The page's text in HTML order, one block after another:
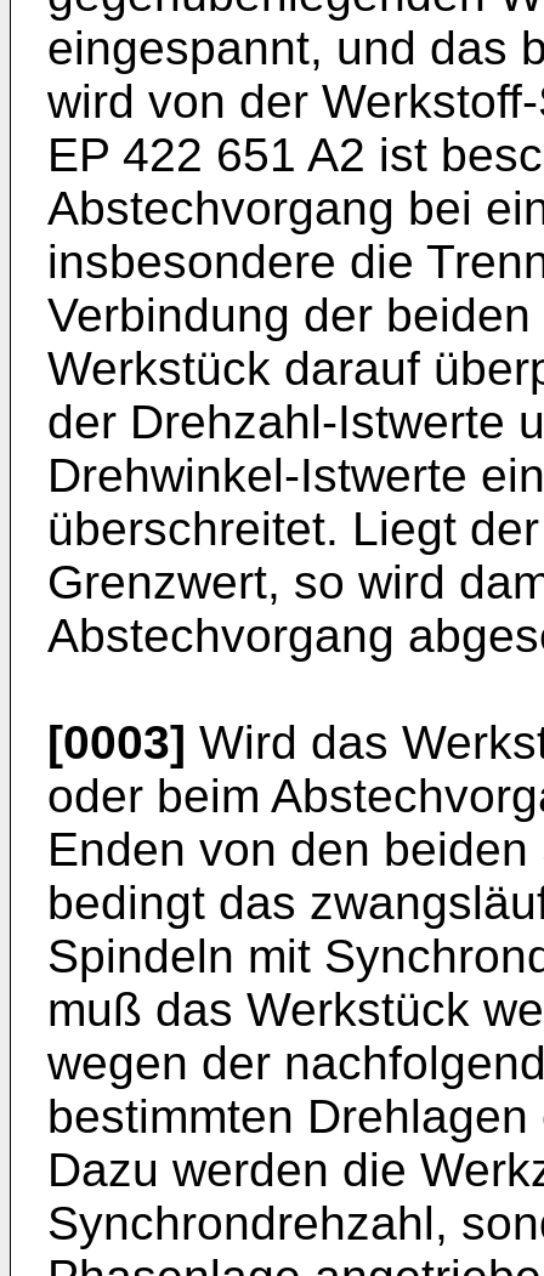
eingespannt, und das
wird von der
EP 422 651 A2 ist
Abstechvorgang bei
insbesondere die
Verbindung der
Werkstück darauf
der Drehzahl-Istwerte
Drehwinkel-Istwerte
überschreitet. Liegt
Grenzwert, so wird
Abstechvorgang
[0003] Wird das
oder beim
Enden von den
bedingt das
Spindeln mit
muß das Werkstück
wegen der
bestimmten
Dazu werden die
Synchrondrehzahl,